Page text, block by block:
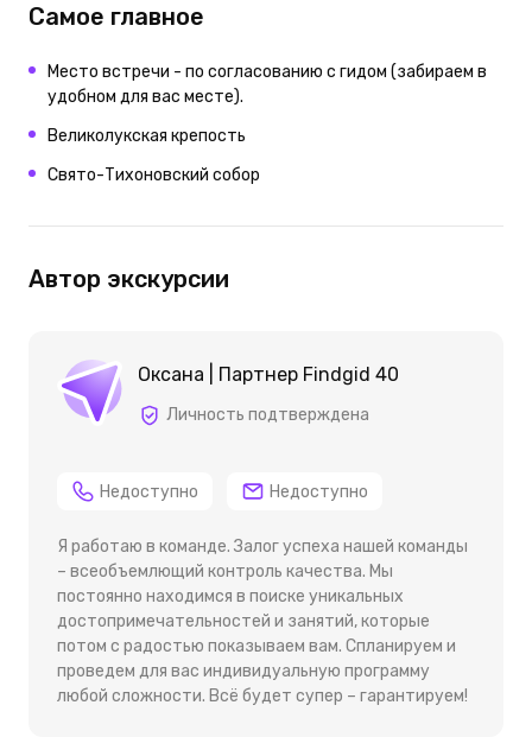
Самое главное
Место встречи - по согласованию с гидом (забираем в
удобном для вас месте).
Великолукская крепость
Свято-Тихоновский собор
Автор экскурсии
Оксана | Партнер Findgid 40
Личность подтверждена
Недоступно Недоступно
Я работаю в команде. Залог успеха нашей команды
– всеобъемлющий контроль качества. Мы
постоянно находимся в поиске уникальных
достопримечательностей и занятий, которые
потом с радостью показываем вам. Спланируем и
проведем для вас индивидуальную программу
любой сложности. Всё будет супер – гарантируем!